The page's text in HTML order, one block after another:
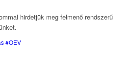
hirdetjük meg felmenő rendszerű
#OEV